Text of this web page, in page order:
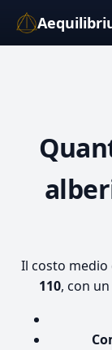
Il costo medio
110, con